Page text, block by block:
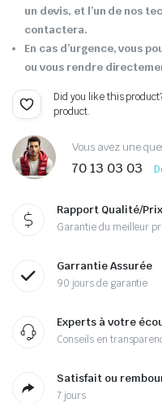
un devis, et l’un de nos
contactera.
En cas d’urgence, vous
ou vous rendre
Did you like this
product.
Vous avez une
70 13 03 03
Rapport Qualité/Prix
Garantie du meilleur
Garrantie Assurée
90 jours de garantie
Experts à votre
Conseils en
Satisfait ou
7 jours